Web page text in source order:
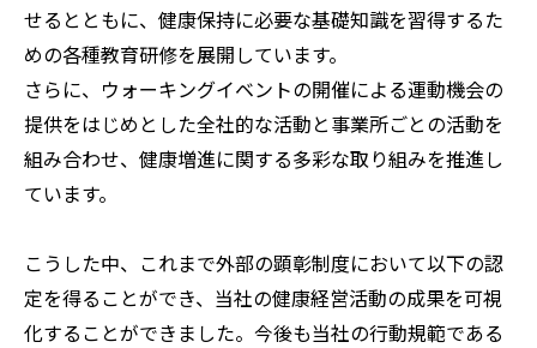
せるとともに、健康保持に必要な基礎知識を習得するた
めの各種教育研修を展開しています。
さらに、ウォーキングイベントの開催による運動機会の
提供をはじめとした全社的な活動と事業所ごとの活動を
組み合わせ、健康増進に関する多彩な取り組みを推進し
ています。
こうした中、これまで外部の顕彰制度において以下の認
定を得ることができ、当社の健康経営活動の成果を可視
化することができました。今後も当社の行動規範である